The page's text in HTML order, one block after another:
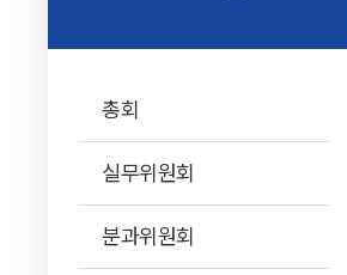
총회
실무위원회
분과위원회